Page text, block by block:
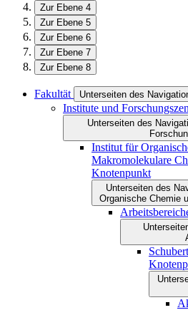
Zur Ebene 4
Zur Ebene 5
Zur Ebene 6
Zur Ebene 7
Zur Ebene 8
Fakultät Unterseiten des
Institute und
Unterseiten des
Institut für
Makromolekulare
Knotenpunkt
Unterseiten des
Organische Chemie